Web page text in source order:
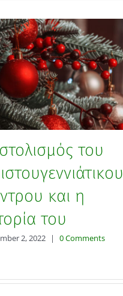
του
και η
του
2, 2022 | 0 Comments